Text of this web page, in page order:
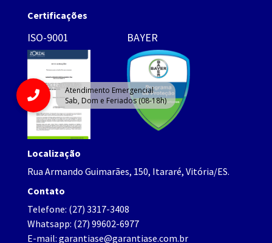
Certificações
ISO-9001 BAYER
Localização
Rua Armando Guimarães, 150, Itararé, Vitória/ES.
Contato
Telefone: (27) 3317-3408
Whatsapp: (27) 99602-6977
E-mail: garantiase@garantiase.com.br